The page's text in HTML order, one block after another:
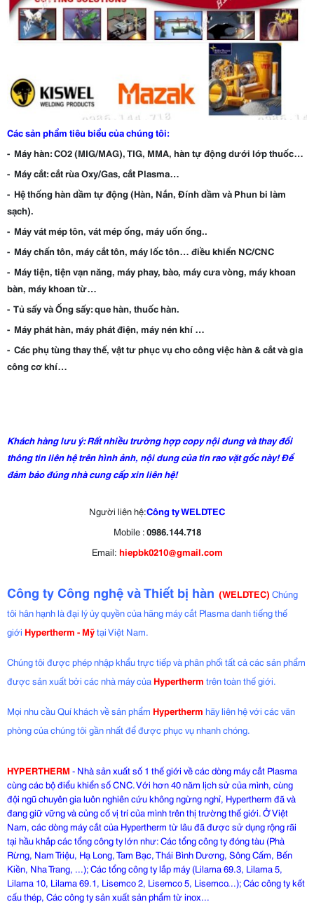
Các sản phẩm tiêu biểu của chúng tôi:
- Máy hàn: CO2 (MIG/MAG), TIG, MMA, hàn tự động dưới lớp thuốc…
- Máy cắt: cắt rùa Oxy/Gas, cắt Plasma…
- Hệ thống hàn dầm tự động (Hàn, Nắn, Đính dầm và Phun bi làm
sạch).
- Máy vát mép tôn, vát mép ống, máy uốn ống..
- Máy chấn tôn, máy cắt tôn, máy lốc tôn… điều khiển NC/CNC
- Máy tiện, tiện vạn năng, máy phay, bào, máy cưa vòng, máy khoan
bàn, máy khoan từ…
- Tủ sấy và Ống sấy: que hàn, thuốc hàn.
- Máy phát hàn, máy phát điện, máy nén khí …
- Các phụ tùng thay thế, vật tư phục vụ cho công việc hàn & cắt và gia
công cơ khí…
Khách hàng lưu ý: Rất nhiều trường hợp copy nội dung và thay đổi
thông tin liên hệ trên hình ảnh, nội dung của tin rao vặt gốc này! Để
đảm bảo đúng nhà cung cấp xin liên hệ!
Người liên hệ:Công ty WELDTEC
Mobile :0986.144.718
Email: hiepbk0210@gmail.com
Công ty Công nghệ và Thiết bị hàn (WELDTEC) Chúng
tôi hân hạnh là đại lý ủy quyền của hãng máy cắt Plasma danh tiếng thế
giới Hypertherm - Mỹtại Việt Nam.
Chúng tôi được phép nhập khẩu trực tiếp và phân phối tất cả các sản phẩm
được sản xuất bởi các nhà máy của Hypertherm trên toàn thế giới.
Mọi nhu cầu Quí khách về sản phẩm Hypertherm hãy liên hệ với các văn
phòng của chúng tôi gần nhất để được phục vụ nhanh chóng.
HYPERTHERM - Nhà sản xuất số 1 thế giới về các dòng máy cắt Plasma
cùng các bộ điểu khiển số CNC. Với hơn 40 năm lịch sử của mình, cùng
đội ngũ chuyên gia luôn nghiên cứu không ngừng nghỉ, Hypertherm đã và
đang giữ vững và củng cố vị trí của mình trên thị trường thế giới. Ở Việt
Nam, các dòng máy cắt của Hypertherm từ lâu đã được sử dụng rộng rãi
tại hầu khắp các tổng công ty lớn như: Các tổng công ty đóng tàu (Phà
Rừng, Nam Triệu, Hạ Long, Tam Bạc, Thái Bình Dương, Sông Cấm, Bến
Kiền, Nha Trang, ...); Các tổng công ty lắp máy (Lilama 69.3, Lilama 5,
Lilama 10, Lilama 69.1, Lisemco 2, Lisemco 5, Lisemco...); Các công ty kết
cấu thép, Các công ty sản xuất sản phẩm từ inox...